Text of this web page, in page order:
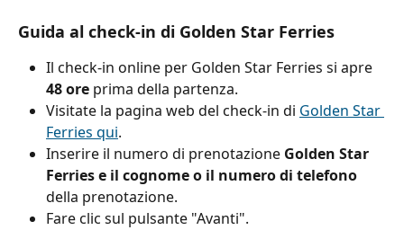
Guida al check-in di Golden Star Ferries
Il check-in online per Golden Star Ferries si apre
48 ore prima della partenza.
Visitate la pagina web del check-in di Golden Star
Ferries qui.
Inserire il numero di prenotazione Golden Star
Ferries e il cognome o il numero di telefono
della prenotazione.
Fare clic sul pulsante "Avanti".